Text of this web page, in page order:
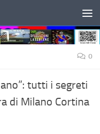
0
tutti i segreti
di Milano Cortina